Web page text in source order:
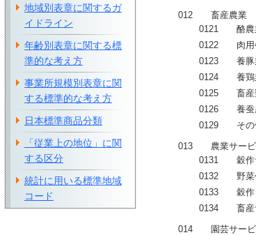
012 畜産農業
0121 酪農
0122 肉用
0123 養豚
0124 養鶏
0125 畜産
0126 養蚕
0129 その
013 農業サービ
0131 穀作
0132 野菜
0133 穀作，
0134 畜産サ
014 園芸サービ
地域別表章に関するガ
イドライン
年齢別表章に関する標
準的な考え方
事業所規模別表章に関
する標準的な考え方
日本標準商品分類
「従業上の地位」に関
する区分
統計に用いる標準地域
コード